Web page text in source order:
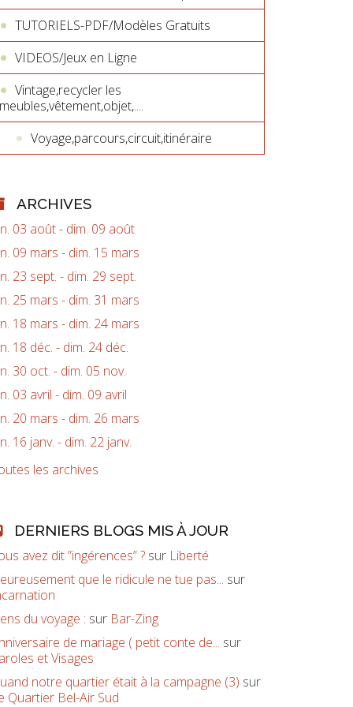
TUTORIELS-PDF/Modèles Gratuits
VIDEOS/Jeux en Ligne
Vintage,recycler les
meubles,vêtement,objet,....
Voyage,parcours,circuit,itinéraire
ARCHIVES
03 août - dim. 09 août
09 mars - dim. 15 mars
23 sept. - dim. 29 sept.
25 mars - dim. 31 mars
18 mars - dim. 24 mars
18 déc. - dim. 24 déc.
30 oct. - dim. 05 nov.
03 avril - dim. 09 avril
20 mars - dim. 26 mars
16 janv. - dim. 22 janv.
les archives
DERNIERS BLOGS MIS À JOUR
avez dit ”ingérences” ? sur Liberté
que le ridicule ne tue pas... sur
du voyage : sur Bar-Zing
de mariage ( petit conte de... sur
et Visages
notre quartier était à la campagne (3) sur
Quartier Bel-Air Sud